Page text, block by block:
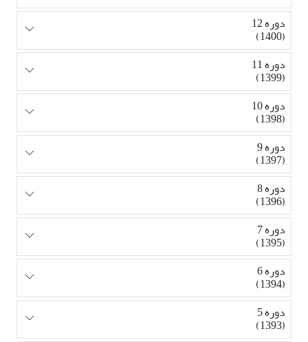
دوره 12
(1400)
دوره 11
(1399)
دوره 10
(1398)
دوره 9
(1397)
دوره 8
(1396)
دوره 7
(1395)
دوره 6
(1394)
دوره 5
(1393)